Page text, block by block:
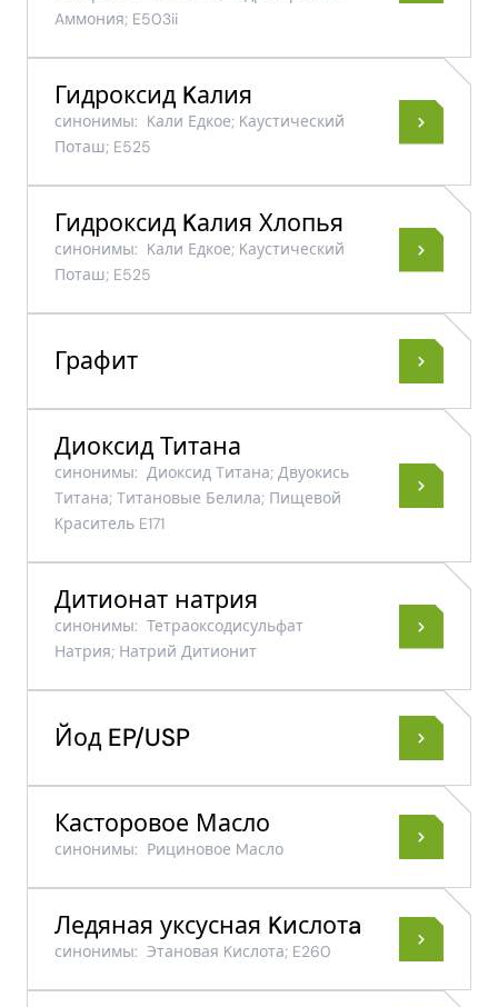
Aммония; E503ii
Гидроксид Kалия
синонимы: Kали Едкое; Kаустический
Поташ; E525
Гидроксид Kалия Хлопья
синонимы: Kали Едкое; Kаустический
Поташ; E525
Графит
Диоксид Титана
синонимы: Диоксид Tитана; Двуокись
Tитана; Tитановые Белила; Пищевой
Kраситель E171
Дитионат натрия
синонимы: Тетраоксодисульфат
Натрия; Натрий Дитионит
Йод EP/USP
Касторовое Масло
синонимы: Рициновое Mасло
Ледяная уксусная Kислотa
синонимы: Этановая Kислота; E260